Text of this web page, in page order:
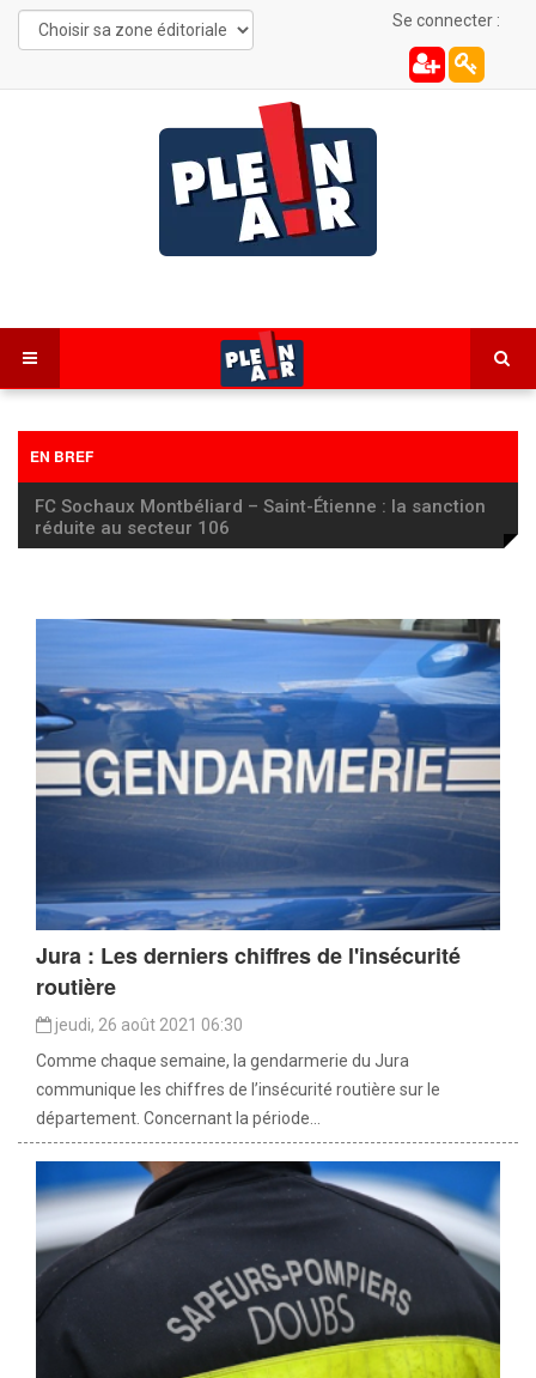
Se connecter :
EN BREF
FC Sochaux Montbéliard – Saint-Étienne : la sanction
réduite au secteur 106
Jura : Les derniers chiffres de l'insécurité
routière
jeudi, 26 août 2021 06:30
Comme chaque semaine, la gendarmerie du Jura
communique les chiffres de l’insécurité routière sur le
département. Concernant la période...